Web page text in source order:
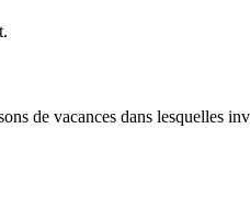
de vacances dans lesquelles